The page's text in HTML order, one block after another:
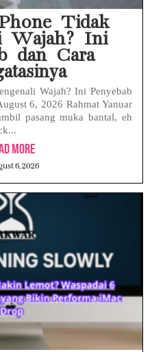
Tidak
Wajah? Ini
dan Cara
Wajah? Ini Penyebab
6, 2026 Rahmat Yanuar
pasang muka bantal, eh
More
6, 2026